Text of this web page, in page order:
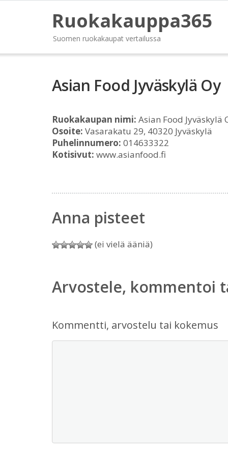
Ruokakauppa365
Suomen ruokakaupat vertailussa
Asian Food Jyväskylä Oy
Ruokakaupan nimi: Asian Food Jyväskylä
Osoite: Vasarakatu 29, 40320 Jyväskylä
Puhelinnumero: 014633322
Kotisivut: www.asianfood.fi
Anna pisteet
(ei vielä ääniä)
Arvostele, kommentoi
Kommentti, arvostelu tai kokemus